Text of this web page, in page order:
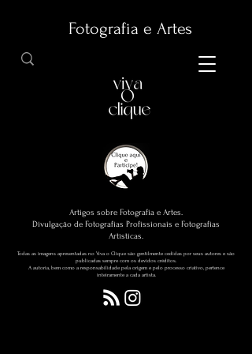
Fotografia e Artes
Artigos sobre Fotografia e Artes.
Divulgação de Fotografias Profissionais e Fotografias
Artísticas.
Todas as imagens apresentadas no Viva o Clique são gentilmente cedidas por seus autores e são
publicadas sempre com os devidos créditos.
A autoria, bem como a responsabilidade pela origem e pelo processo criativo, pertence
inteiramente a cada artista.